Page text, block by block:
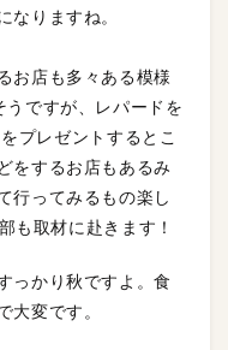
なりますね。
お店も多々ある模様
ですが、レパードを
プレゼントするとこ
をするお店もあるみ
行ってみるもの楽し
も取材に赴きます！
っかり秋ですよ。食
大変です。